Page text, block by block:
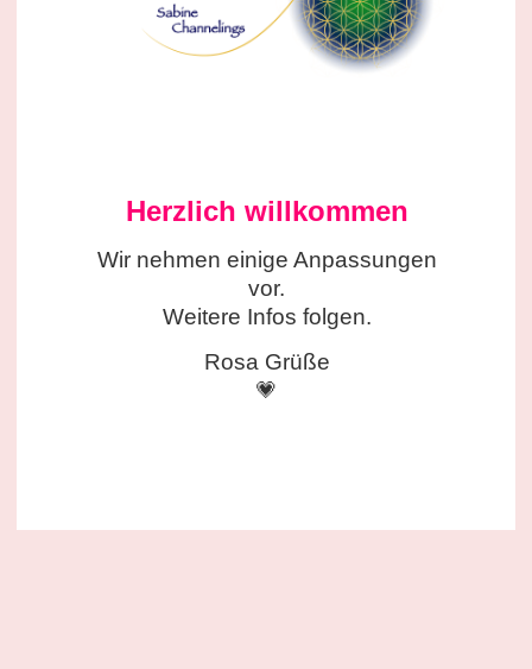
Herzlich willkommen
Wir nehmen einige Anpassungen
vor.
Weitere Infos folgen.
Rosa Grüße
💗